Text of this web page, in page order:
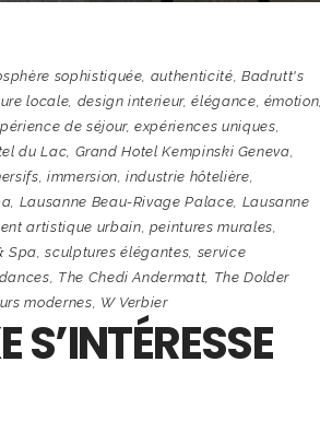
sophistiquée authenticité Badrutt's
locale design interieur,élégance émotion
de séjour,expériences uniques
du Lac Grand Hotel Kempinski Geneva
immersion ,industrie hôtelière
Lausanne Beau-Rivage Palace Lausanne
artistique urbain peintures murales
Spa ,sculptures élégantes service
The Chedi Andermatt The Dolder
modernes W Verbier
S’INTÉRESSE